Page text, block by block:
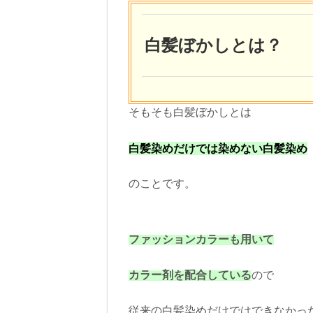
白髪ぼかしとは？
そもそも白髪ぼかしとは
白髪染めだけでは染めない白髪染め
のことです。
ファッションカラーも用いて
カラー剤を配合しているので